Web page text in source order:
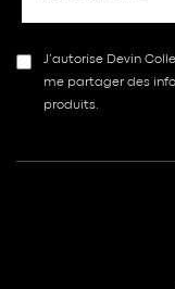
J’autorise Devin
me partager des
produits.